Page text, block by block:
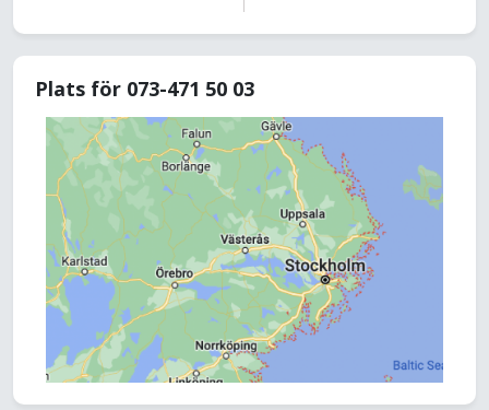
Plats för 073-471 50 03